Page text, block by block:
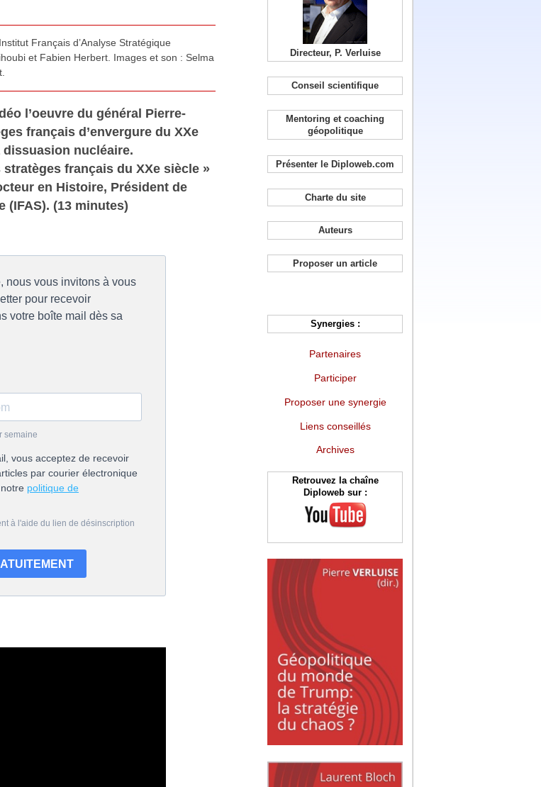
Français d’Analyse Stratégique
et Fabien Herbert. Images et son : Selma
l’oeuvre du général Pierre-
français d’envergure du XXe
nucléaire.
français du XXe siècle »
en Histoire, Président de
(IFAS). (13 minutes)
Directeur, P. Verluise
Conseil scientifique
Mentoring et coaching
géopolitique
Présenter le Diploweb.com
Charte du site
Auteurs
Proposer un article
Synergies :
Partenaires
Participer
Proposer une synergie
Liens conseillés
Archives
Retrouvez la chaîne
Diploweb sur :